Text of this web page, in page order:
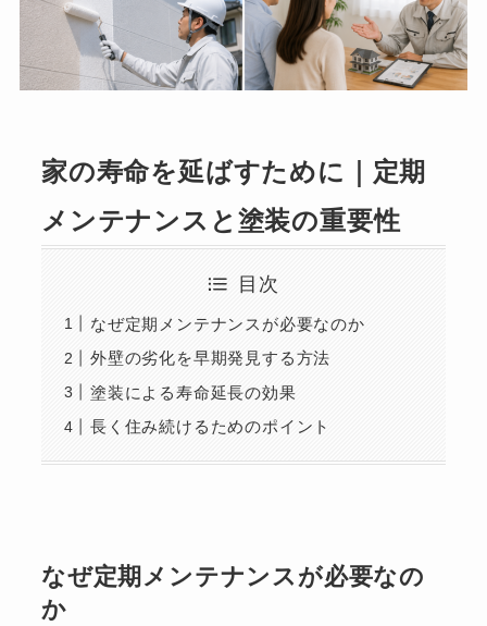
家の寿命を延ばすために｜定期
メンテナンスと塗装の重要性
目次
なぜ定期メンテナンスが必要なのか
外壁の劣化を早期発見する方法
塗装による寿命延長の効果
長く住み続けるためのポイント
なぜ定期メンテナンスが必要なの
か